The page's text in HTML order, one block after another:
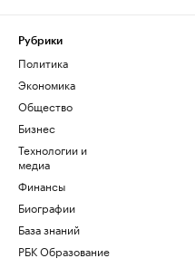
Рубрики
Политика
Экономика
Общество
Бизнес
Технологии и
медиа
Финансы
Биографии
База знаний
РБК Образование